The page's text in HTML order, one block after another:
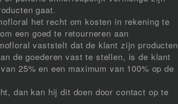
gaat.
het recht om kosten in rekening te
een goed te retourneren aan
vaststelt dat de klant zijn producten
de goederen vast te stellen, is de klant
25% en een maximum van 100% op de
dan kan hij dit doen door contact op te